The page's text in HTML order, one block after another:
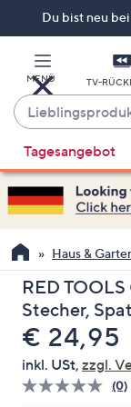
Du bist neu
MENÜ TV-
Lieblingsprodukt
finden
Vorschläge
verfügbar
sind,
verwenden
Sie
die
Pfeiltasten
nach
oben
und
nach
Tagesangebot
Haus &
RED
Stecher,
Gelöscht
€ 24,95
inkl. USt, zzgl.
(0)